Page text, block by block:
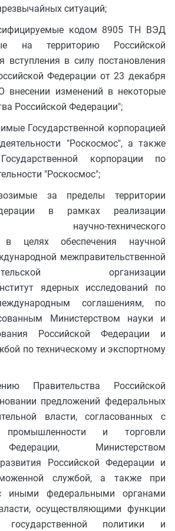
ситуаций;
кодом 8905 ТН ВЭД
на территорию Российской
вступления в силу постановления
Федерации от 23 декабря
внесении изменений в некоторые
Российской Федерации";
Государственной корпорацией
"Роскосмос", а также
корпорации по
"Роскосмос";
за пределы территории
в рамках реализации
научно-технического
в целях обеспечения научной
межправительственной
организации
ядерных исследований по
соглашениям, по
Министерством науки и
Российской Федерации и
по техническому и экспортному
Правительства Российской
предложений федеральных
власти, согласованных с
промышленности и торговли
Министерством
Российской Федерации и
службой, а также при
иными федеральными органами
осуществляющими функции
политики и